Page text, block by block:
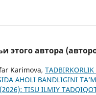
этого автора
Karimova,
AHOLI BANDLIGINI
TISU ILMIY